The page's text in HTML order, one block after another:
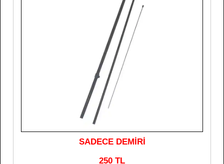
SADECE DEMİRİ
250 TL